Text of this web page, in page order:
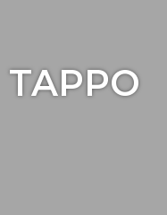
TAPPO